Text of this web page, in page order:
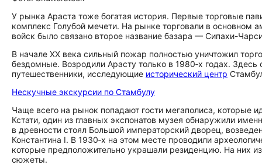
У рынка Араста тоже богатая история. Первые торговые
комплекс Голубой мечети. На рынке торговали в основном
войск было связано второе название базара — Сипахи-
В начале XX века сильный пожар полностью уничтожил
бездомные. Возродили Арасту только в 1980‑х годах.
путешественники, исследующие исторический центр
Нескучные экскурсии по Стамбулу
Чаще всего на рынок попадают гости мегаполиса, которые
Кстати, один из главных экспонатов музея обнаружили
в древности стоял Большой императорский дворец,
Константина I. В 1930‑х на этом месте проводили
которые предположительно украшали резиденцию. На них
сюжеты.